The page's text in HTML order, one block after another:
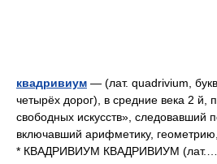
квадривиум — (лат. quadrivium,
четырёх дорог), в средние века 2
свободных искусств», следовавший
включавший арифметику,
* КВАДРИВИУМ КВАДРИВИУМ